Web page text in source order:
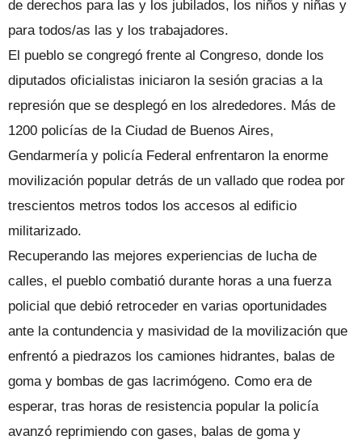
de derechos para las y los jubilados, los niños y niñas y
para todos/as las y los trabajadores.
El pueblo se congregó frente al Congreso, donde los
diputados oficialistas iniciaron la sesión gracias a la
represión que se desplegó en los alrededores. Más de
1200 policías de la Ciudad de Buenos Aires,
Gendarmería y policía Federal enfrentaron la enorme
movilización popular detrás de un vallado que rodea por
trescientos metros todos los accesos al edificio
militarizado.
Recuperando las mejores experiencias de lucha de
calles, el pueblo combatió durante horas a una fuerza
policial que debió retroceder en varias oportunidades
ante la contundencia y masividad de la movilización que
enfrentó a piedrazos los camiones hidrantes, balas de
goma y bombas de gas lacrimógeno. Como era de
esperar, tras horas de resistencia popular la policía
avanzó reprimiendo con gases, balas de goma y